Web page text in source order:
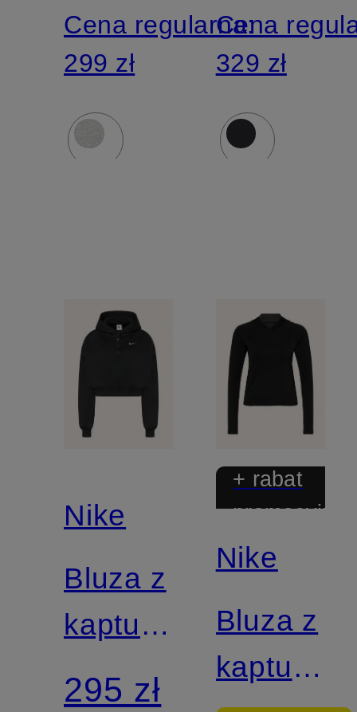
Cena regularna:
299 zł
Cena
329 zł
Nike
Bluza z
kapturem
o
295 zł
+ rabat
promocyjny
Nike
Bluza z
kapturem